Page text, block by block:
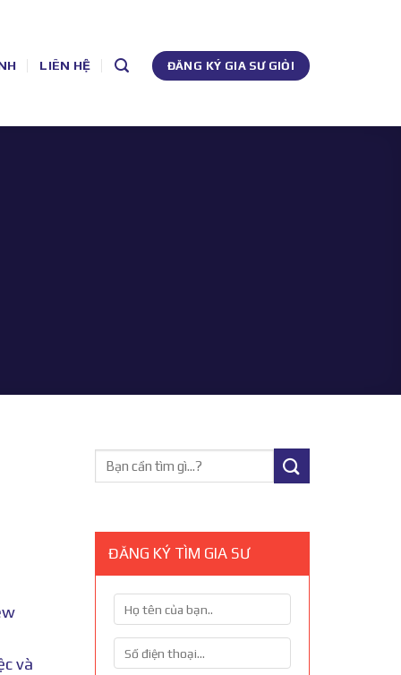
LIÊN HỆ ĐĂNG KÝ GIA SƯ GIỎI
và
ĐĂNG KÝ TÌM GIA SƯ